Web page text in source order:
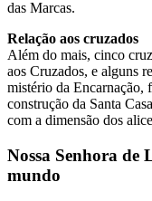
das Marcas.
Relação aos cruzados
Além do mais, cinco
aos Cruzados, e alguns
mistério da Encarnação,
construção da Santa
com a dimensão dos
Nossa Senhora de
mundo